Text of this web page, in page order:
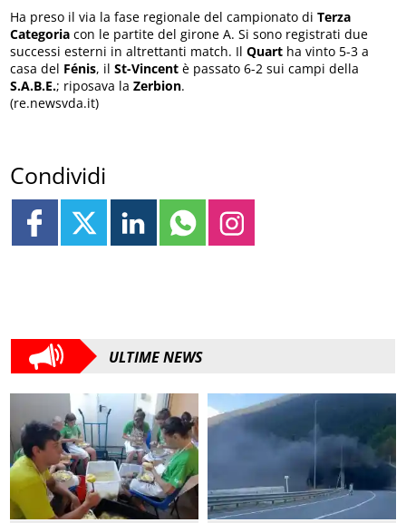
Ha preso il via la fase regionale del campionato diTerza
Categoria con le partite del girone A. Si sono registrati due
successi esterni in altrettanti match. IlQuart ha vinto 5-3 a
casa del Fénis, ilSt-Vincent è passato 6-2 sui campi della
S.A.B.E.; riposava laZerbion.
(re.newsvda.it)
Condividi
ULTIME NEWS